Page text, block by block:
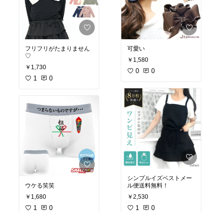
フリフリがたまりません
♡
￥1,730
1 0
ウケる笑笑
￥1,680
1 0
可愛い
￥1,580
0 0
シンプルイズベストメー
ル便送料無料！
￥2,530
1 0